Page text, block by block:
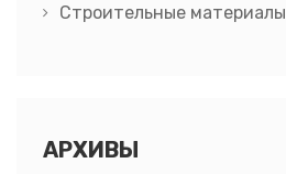
Строительные материалы
АРХИВЫ